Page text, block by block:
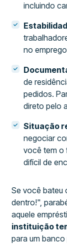
incluindo
no
de
pedidos.
direto pelo
Situação
negociar
você tem o
difícil de
Se você bateu
dentro!",
aquele
instituição
para um